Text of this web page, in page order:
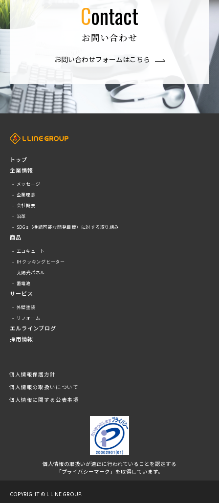
contact
お問い合わせ
お問い合わせフォームはこちら
トップ
企業情報
メッセージ
企業理念
会社概要
沿革
SDGs（持続可能な開発目標）に対する取り組み
商品
エコキュート
IHクッキングヒーター
太陽光パネル
蓄電池
サービス
外壁塗装
リフォーム
エルラインブログ
採用情報
個人情報保護方針
個人情報の取扱いについて
個人情報に関する公表事項
個人情報の取扱いが適正に行われていることを認定する
「プライバシーマーク」を取得しています。
COPYRIGHT © L LINE GROUP.